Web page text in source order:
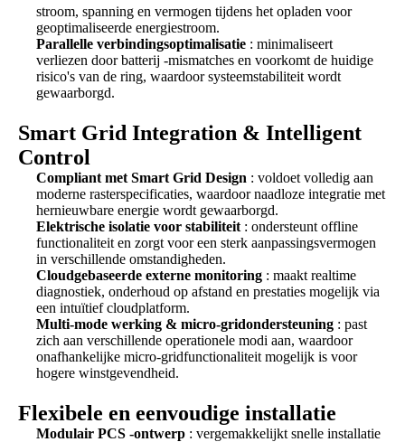
stroom, spanning en vermogen tijdens het opladen voor
geoptimaliseerde energiestroom.
Parallelle verbindingsoptimalisatie : minimaliseert
verliezen door batterij -mismatches en voorkomt de huidige
risico's van de ring, waardoor systeemstabiliteit wordt
gewaarborgd.
Smart Grid Integration & Intelligent
Control
Compliant met Smart Grid Design : voldoet volledig aan
moderne rasterspecificaties, waardoor naadloze integratie met
hernieuwbare energie wordt gewaarborgd.
Elektrische isolatie voor stabiliteit : ondersteunt offline
functionaliteit en zorgt voor een sterk aanpassingsvermogen
in verschillende omstandigheden.
Cloudgebaseerde externe monitoring : maakt realtime
diagnostiek, onderhoud op afstand en prestaties mogelijk via
een intuïtief cloudplatform.
Multi-mode werking & micro-gridondersteuning : past
zich aan verschillende operationele modi aan, waardoor
onafhankelijke micro-gridfunctionaliteit mogelijk is voor
hogere winstgevendheid.
Flexibele en eenvoudige installatie
Modulair PCS -ontwerp : vergemakkelijkt snelle installatie